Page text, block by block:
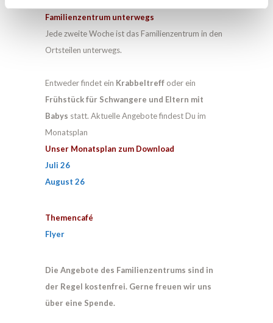
Familienzentrum unterwegs
Jede zweite Woche ist das Familienzentrum in den
Ortsteilen unterwegs.
Entweder findet ein Krabbeltreff oder ein
Frühstück für Schwangere und Eltern mit
Babys statt. Aktuelle Angebote findest Du im
Monatsplan
Unser Monatsplan zum Download
Juli 26
August 26
Themencafé
Flyer
Die Angebote des Familienzentrums sind in
der Regel kostenfrei. Gerne freuen wir uns
über eine Spende.